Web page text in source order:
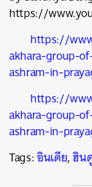
https://
https://
akhara-group-
ashram-in-
https://
akhara-group-
ashram-in-
Tags:อินเดีย,ฮิน